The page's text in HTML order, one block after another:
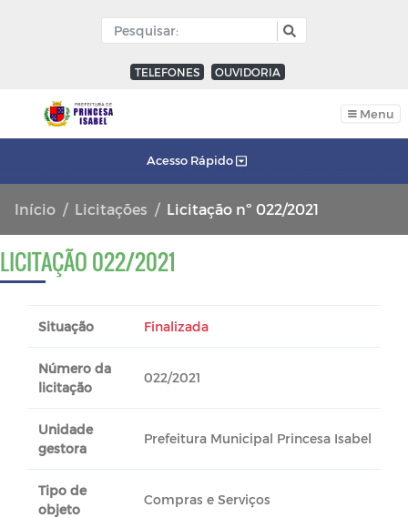
TELEFONES OUVIDORIA
Menu
Acesso Rápido
Início Licitações Licitação nº 022/2021
LICITAÇÃO 022/2021
Situação Finalizada
Número da
licitação
022/2021
Unidade
gestora
Prefeitura Municipal Princesa Isabel
Tipo de
objeto
Compras e Serviços